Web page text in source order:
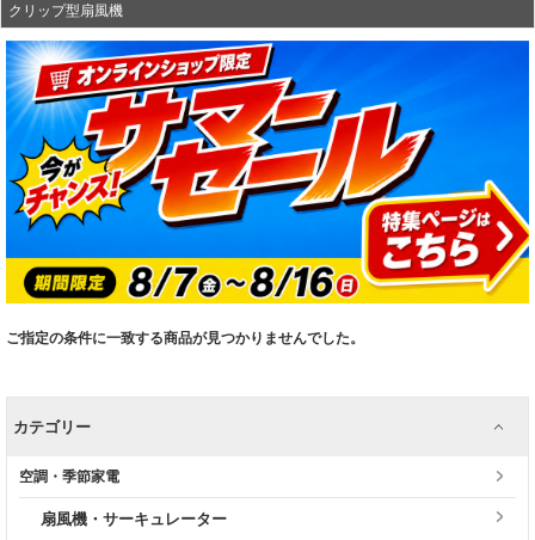
クリップ型扇風機
ご指定の条件に一致する商品が見つかりませんでした。
カテゴリー
空調・季節家電
扇風機・サーキュレーター